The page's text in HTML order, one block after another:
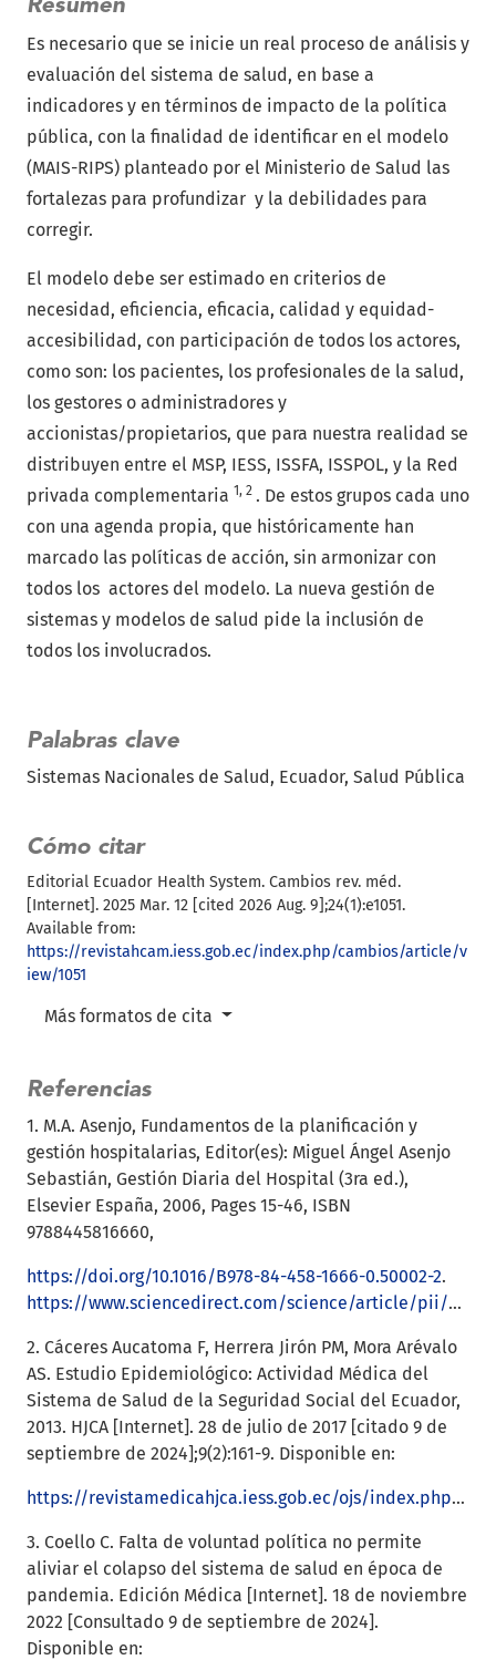
Palabras clave
Sistemas Nacionales de Salud Ecuador Salud Pública
Cómo citar
Editorial Ecuador Health System. Cambios rev. méd.
[Internet]. 2025 Mar. 12 [cited 2026 Aug. 9];24(1):e1051.
Available from:
https://revistahcam.iess.gob.ec/index.php/cambios/article/v
iew/1051
Más formatos de cita
Resumen
Es necesario que se inicie un real proceso de análisis y
evaluación del sistema de salud, en base a
indicadores y en términos de impacto de la política
pública, con la finalidad de identificar en el modelo
(MAIS-RIPS) planteado por el Ministerio de Salud las
fortalezas para profundizar y la debilidades para
corregir.
El modelo debe ser estimado en criterios de
necesidad, eficiencia, eficacia, calidad y equidad-
accesibilidad, con participación de todos los actores,
como son: los pacientes, los profesionales de la salud,
los gestores o administradores y
accionistas/propietarios, que para nuestra realidad se
distribuyen entre el MSP, IESS, ISSFA, ISSPOL, y la Red
privada complementaria 1, 2 . De estos grupos cada uno
con una agenda propia, que históricamente han
marcado las políticas de acción, sin armonizar con
todos los actores del modelo. La nueva gestión de
sistemas y modelos de salud pide la inclusión de
todos los involucrados.
Referencias
1. M.A. Asenjo, Fundamentos de la planificación y
gestión hospitalarias, Editor(es): Miguel Ángel Asenjo
Sebastián, Gestión Diaria del Hospital (3ra ed.),
Elsevier España, 2006, Pages 15-46, ISBN
9788445816660,
https://doi.org/10.1016/B978-84-458-1666-0.50002-2.
https://www.sciencedirect.com/science/article/pii/B9788445816660500022
2. Cáceres Aucatoma F, Herrera Jirón PM, Mora Arévalo
AS. Estudio Epidemiológico: Actividad Médica del
Sistema de Salud de la Seguridad Social del Ecuador,
2013. HJCA [Internet]. 28 de julio de 2017 [citado 9 de
septiembre de 2024];9(2):161-9. Disponible en:
https://revistamedicahjca.iess.gob.ec/ojs/index.php/HJCA/article/view/214
3. Coello C. Falta de voluntad política no permite
aliviar el colapso del sistema de salud en época de
pandemia. Edición Médica [Internet]. 18 de noviembre
2022 [Consultado 9 de septiembre de 2024].
Disponible en: